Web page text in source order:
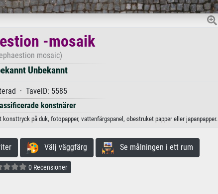
-mosaik
mosaic)
Unbekannt
· TavelD: 5585
konstnärer
på duk, fotopapper, vattenfärgspanel, obestruket papper eller japanpapper.
Välj väggfärg Se målningen i ett rum
0 Recensioner